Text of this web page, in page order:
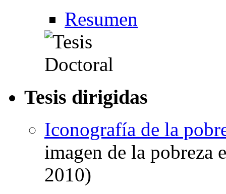
Resumen
Tesis dirigidas
Iconografía de la
imagen de la pobreza
2010)